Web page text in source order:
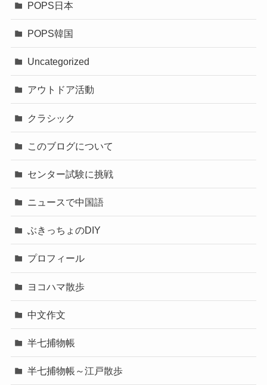
POPS日本
POPS韓国
Uncategorized
アウトドア活動
クラシック
このブログについて
センター試験に挑戦
ニュースで中国語
ぶきっちょのDIY
プロフィール
ヨコハマ散歩
中文作文
半七捕物帳
半七捕物帳～江戸散歩